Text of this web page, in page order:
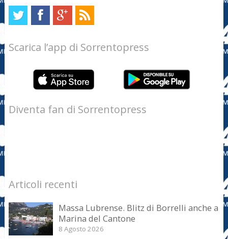
Scarica l’app di Sorrentopress
Diventa fan di Sorrentopress
Articoli recenti
Massa Lubrense. Blitz di Borrelli anche a
Marina del Cantone
8 Agosto 2026